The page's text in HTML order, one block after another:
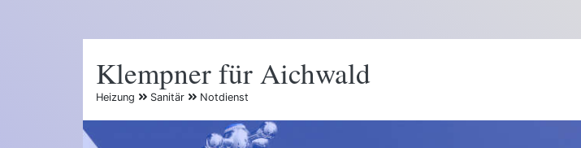
Klempner für Aichwald
Heizung Sanitär Notdienst